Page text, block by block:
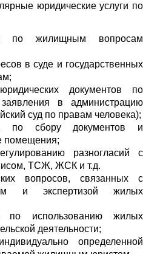
юридические услуги по
по жилищным вопросам
в суде и государственных
документов по
в администрацию
суд по правам человека);
по сбору документов и
помещения;
разногласий с
ТСЖ, ЖСК и т.д.
вопросов, связанных с
и экспертизой жилых
по использованию жилых
деятельности;
определенной